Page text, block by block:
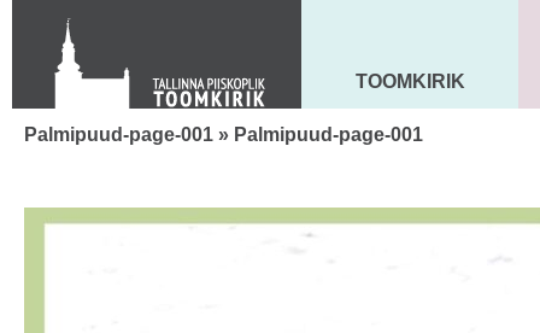
Toom-Kooli 6, 10130 TALLINN
tallinna.toom
+372 644 4140
MAARJA KIRIK
TOOMKIRIK
Palmipuud-page-001 » Palmipuud-page-001